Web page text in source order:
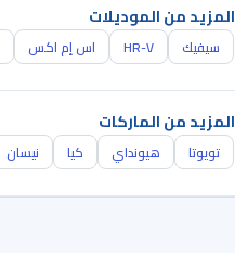
المزيد من الموديلات
سيفيك HR-V اس إم اكس
المزيد من الماركات
تويوتا هيونداي كيا نيسان